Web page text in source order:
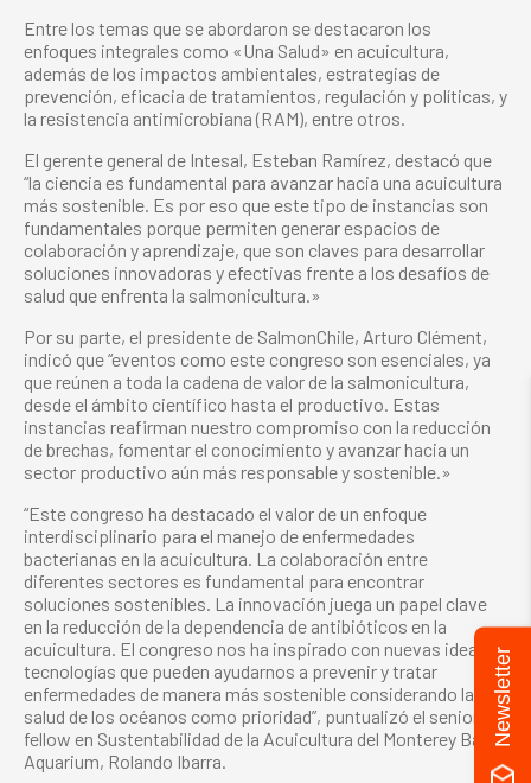
Entre los temas que se abordaron se destacaron los
enfoques integrales como «Una Salud» en acuicultura,
además de los impactos ambientales, estrategias de
prevención, eficacia de tratamientos, regulación y políticas, y
la resistencia antimicrobiana (RAM), entre otros.
El gerente general de Intesal, Esteban Ramírez, destacó que
“la ciencia es fundamental para avanzar hacia una acuicultura
más sostenible. Es por eso que este tipo de instancias son
fundamentales porque permiten generar espacios de
colaboración y aprendizaje, que son claves para desarrollar
soluciones innovadoras y efectivas frente a los desafíos de
salud que enfrenta la salmonicultura.»
Por su parte, el presidente de SalmonChile, Arturo Clément,
indicó que “eventos como este congreso son esenciales, ya
que reúnen a toda la cadena de valor de la salmonicultura,
desde el ámbito científico hasta el productivo. Estas
instancias reafirman nuestro compromiso con la reducción
de brechas, fomentar el conocimiento y avanzar hacia un
sector productivo aún más responsable y sostenible.»
“Este congreso ha destacado el valor de un enfoque
interdisciplinario para el manejo de enfermedades
bacterianas en la acuicultura. La colaboración entre
diferentes sectores es fundamental para encontrar
soluciones sostenibles. La innovación juega un papel clave
en la reducción de la dependencia de antibióticos en la
acuicultura. El congreso nos ha inspirado con nuevas ideas y
tecnologías que pueden ayudarnos a prevenir y tratar
enfermedades de manera más sostenible considerando la
salud de los océanos como prioridad”, puntualizó el senior
fellow en Sustentabilidad de la Acuicultura del Monterey Bay
Aquarium, Rolando Ibarra.
Newsletter